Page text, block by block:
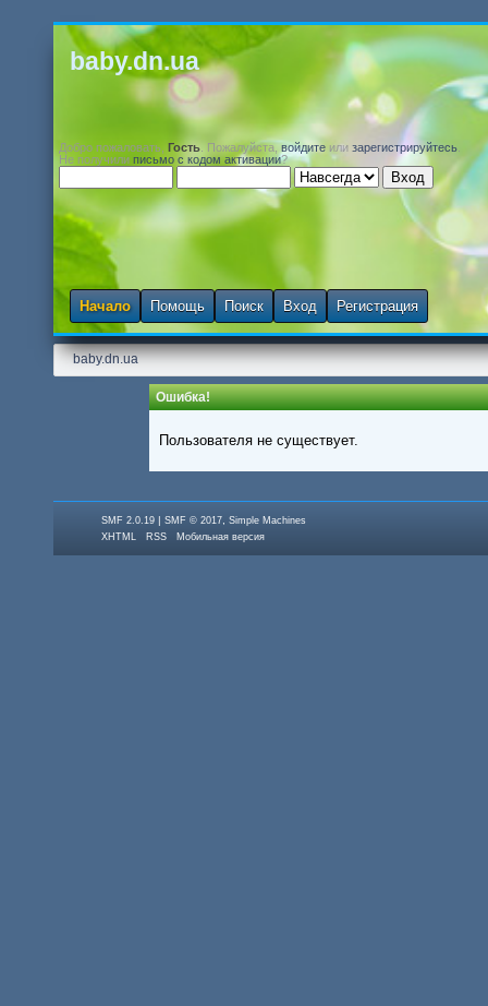
baby.dn.ua
Добро пожаловать, Гость . Пожалуйста,войдите или зарегистрируйтесь
Не получили письмо с кодом активации?
Начало Помощь Поиск Вход Регистрация
baby.dn.ua
Ошибка!
Пользователя не существует.
SMF 2.0.19 |SMF © 2017 ,Simple Machines
XHTML
RSS Мобильная версия